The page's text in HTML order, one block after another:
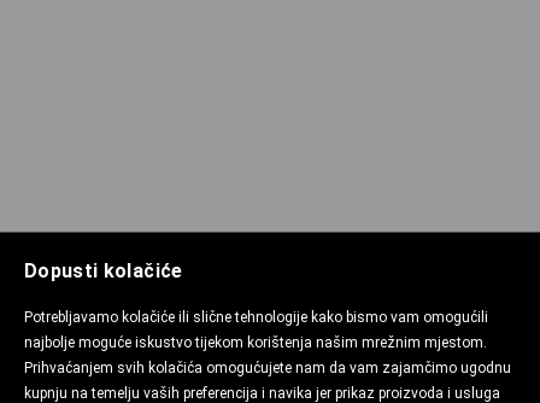
Dopusti kolačiće
Potrebljavamo kolačiće ili slične tehnologije kako bismo vam omogućili
najbolje moguće iskustvo tijekom korištenja našim mrežnim mjestom.
Prihvaćanjem svih kolačića omogućujete nam da vam zajamčimo ugodnu
kupnju na temelju vaših preferencija i navika jer prikaz proizvoda i usluga